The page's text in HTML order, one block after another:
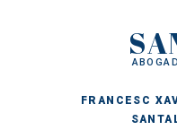
FRANCESC